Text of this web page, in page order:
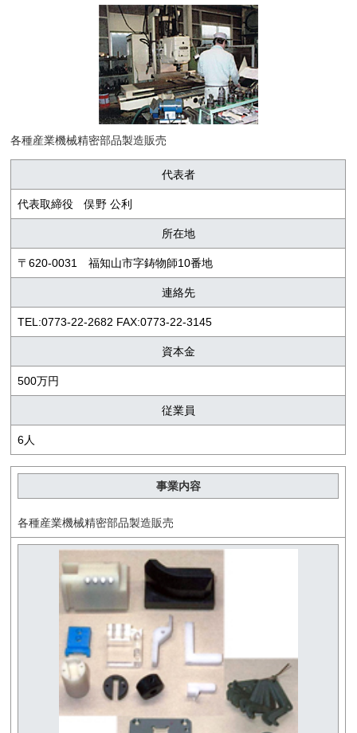
各種産業機械精密部品製造販売
代表者
代表取締役 俣野 公利
所在地
〒620-0031 福知山市字鋳物師10番地
連絡先
TEL:0773-22-2682 FAX:0773-22-3145
資本金
500万円
従業員
6人
事業内容
各種産業機械精密部品製造販売